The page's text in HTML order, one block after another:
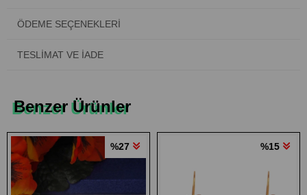
ÖDEME SEÇENEKLERI
TESLIMAT VE İADE
Benzer Ürünler
%27 %15